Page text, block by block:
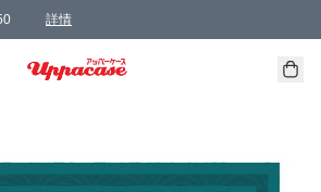
詳情
詳情 詳情
元可享免運費優惠